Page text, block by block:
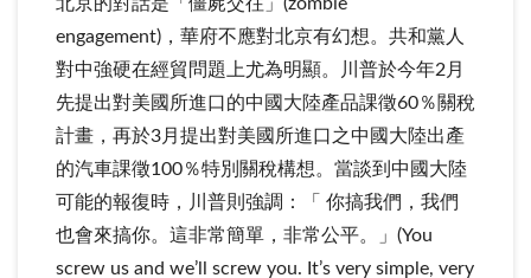
北京的對話是「僵屍交往」(zombie
engagement)，華府不應對北京有幻想。共和黨人
對中強硬在經貿問題上尤為明顯。川普於今年2月
先提出對美國所進口的中國大陸產品課徵60％關稅
計畫，再於3月提出對美國所進口之中國大陸出產
的汽車課徵100％特別關稅構想。當談到中國大陸
可能的報復時，川普則強調：「 你搞我們，我們
也會來搞你。這非常簡單，非常公平。」(You
screw us and we’ll screw you. It’s very simple, very